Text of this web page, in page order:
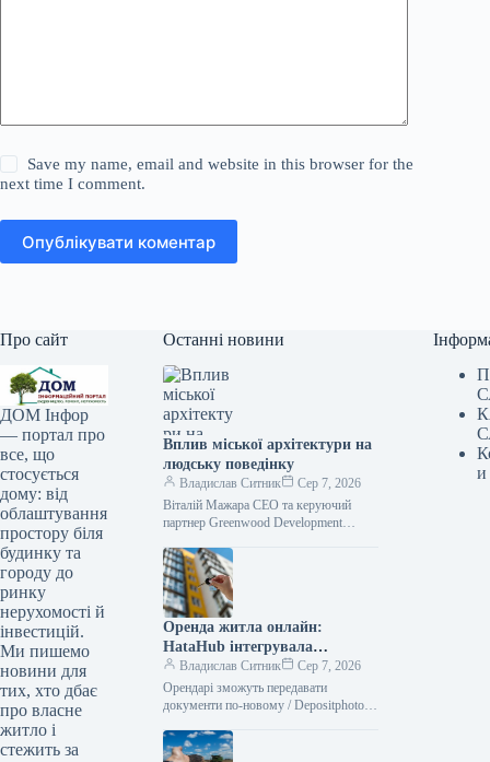
Save my name, email and website in this browser for the
next time I comment.
Опублікувати коментар
Про сайт
ДОМ Інфор
— портал про
все, що
стосується
дому: від
облаштування
простору біля
будинку та
городу до
ринку
нерухомості й
інвестицій.
Ми пишемо
новини для
тих, хто дбає
про власне
житло і
стежить за
Останні новини
Вплив міської архітектури на
людську поведінку
Владислав Ситник
Сер 7, 2026
Віталій Мажара CEO та керуючий
партнер Greenwood Development
оцінюються за їхнім зовнішнім
виглядом, плануванням,
використаними технологіями
Оренда житла онлайн:
HataHub інтегрувала
“Дія.Підпис” — Delo.ua
Владислав Ситник
Сер 7, 2026
Орендарі зможуть передавати
документи по-новому / Depositphotos
впровадила функцію обміну
документами через “Дію” та
и